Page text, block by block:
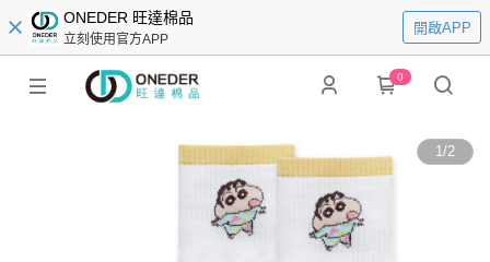
ONEDER 旺達棉品
立刻使用官方APP
開啟APP
0
1/2